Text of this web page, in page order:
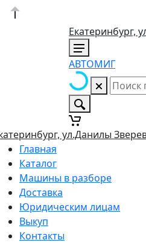
Екатеринбург,
АВТОМИГ
ул.Данилы
Главная
Каталог
Машины в разборе
Доставка
Юридическим лицам
Выкуп
Контакты